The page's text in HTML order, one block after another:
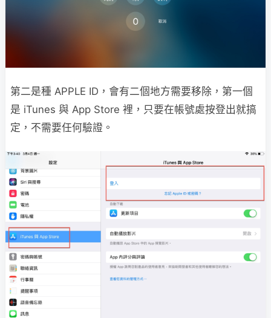
第二是種 APPLE ID，會有二個地方需要移除，第一個
是 iTunes 與 App Store 裡，只要在帳號處按登出就搞
定，不需要任何驗證。